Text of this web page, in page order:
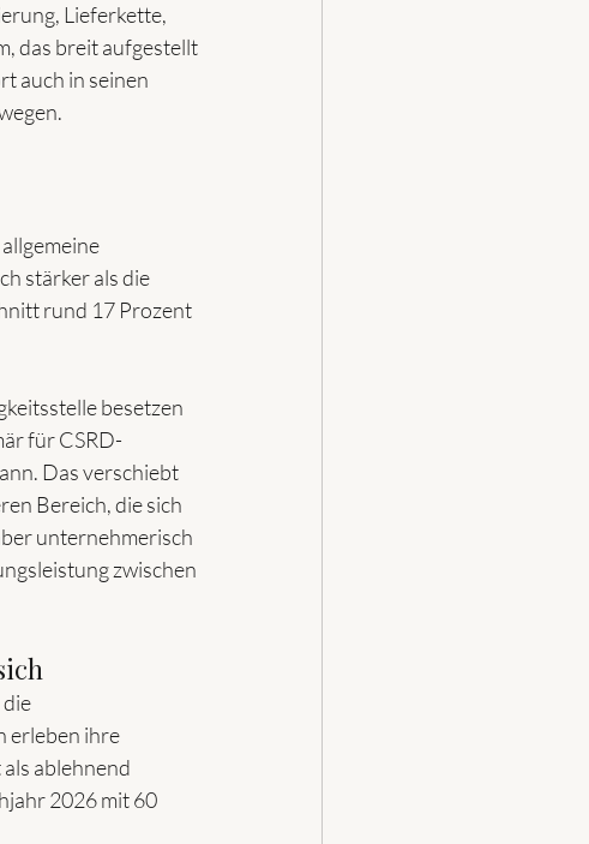
Lieferkette,
das breit aufgestellt
auch in seinen
stärker als die
rund 17 Prozent
besetzen
für CSRD-
Das verschiebt
Bereich, die sich
unternehmerisch
zwischen
erleben ihre
ablehnend
2026 mit 60